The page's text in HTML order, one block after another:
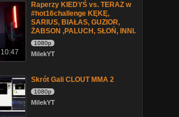
10:47
Raperzy KIEDYŚ vs. TERAZ w
#hot16challenge KĘKĘ,
SARIUS, BIAŁAS, GUZIOR,
ŻABSON ,PALUCH, SŁOŃ, INNI.
1080p
MilekYT
Skrót Gali CLOUT MMA 2
1080p
MilekYT